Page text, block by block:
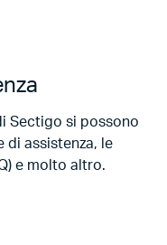
Sectigo si possono
di assistenza, le
e molto altro.